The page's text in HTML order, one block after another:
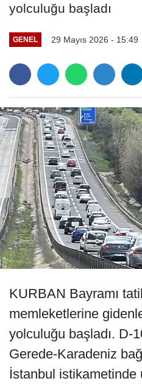
yolculuğu başladı
GENEL 29 Mayıs 2026 - 15:49
KURBAN Bayramı
memleketlerine
yolculuğu başladı. D-
Gerede-Karadeniz
İstanbul istikametinde